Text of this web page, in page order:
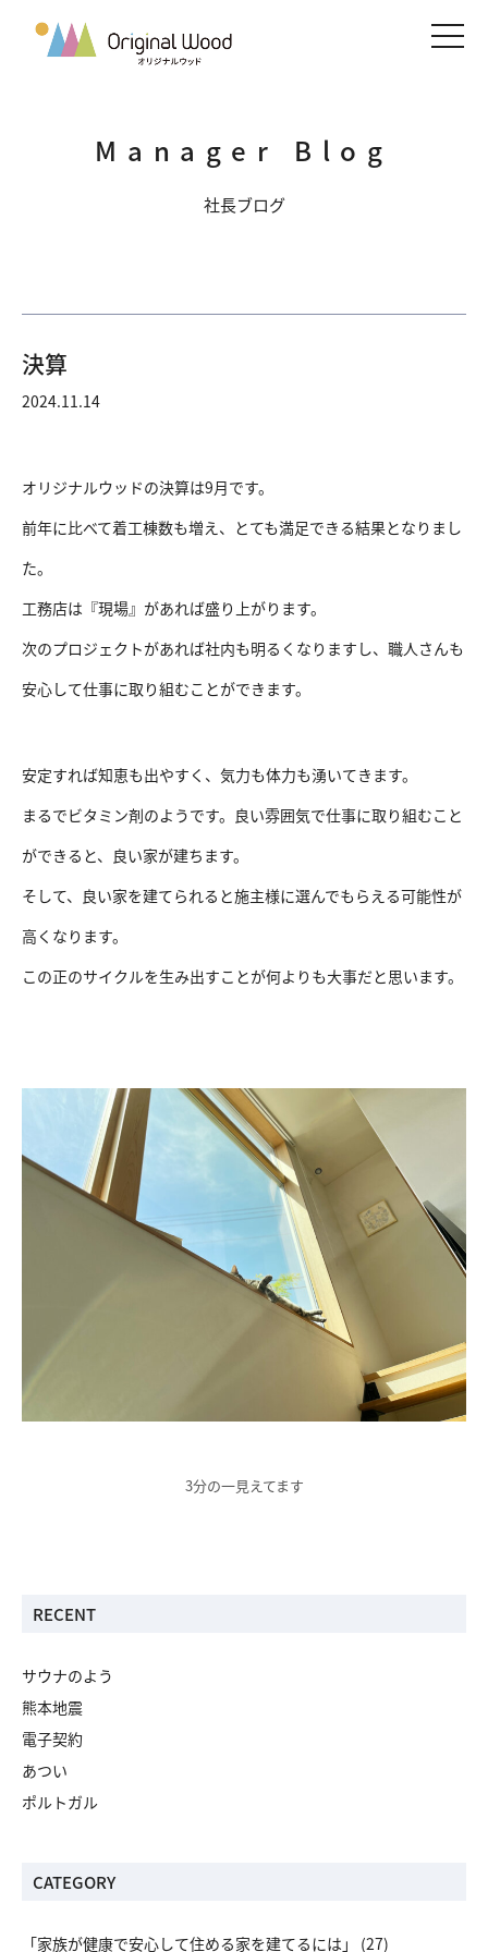
メニ
Manager Blog
社長ブログ
決算
2024.11.14
オリジナルウッドの決算は9月です。
前年に比べて着工棟数も増え、とても満足できる結果となりまし
た。
工務店は『現場』があれば盛り上がります。
次のプロジェクトがあれば社内も明るくなりますし、職人さんも
安心して仕事に取り組むことができます。
安定すれば知恵も出やすく、気力も体力も湧いてきます。
まるでビタミン剤のようです。良い雰囲気で仕事に取り組むこと
ができると、良い家が建ちます。
そして、良い家を建てられると施主様に選んでもらえる可能性が
高くなります。
この正のサイクルを生み出すことが何よりも大事だと思います。
3分の一見えてます
RECENT
サウナのよう
熊本地震
電子契約
あつい
ポルトガル
CATEGORY
「家族が健康で安心して住める家を建てるには」 (27)